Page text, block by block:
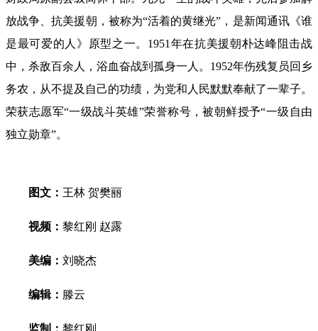
放战争、抗美援朝，被称为“活着的黄继光”，是新闻通讯《谁
是最可爱的人》原型之一。1951年在抗美援朝朴达峰阻击战
中，杀敌百余人，浴血奋战到孤身一人。1952年伤残复员回乡
务农，从不提及自己的功绩，为党和人民默默奉献了一辈子。
荣获志愿军“一级战斗英雄”荣誉称号，被朝鲜授予“一级自由
独立勋章”。
图文： 王林 贺樊丽
视频： 黎红刚 赵露
美编： 刘晓杰
编辑： 滕云
监制： 黎红刚